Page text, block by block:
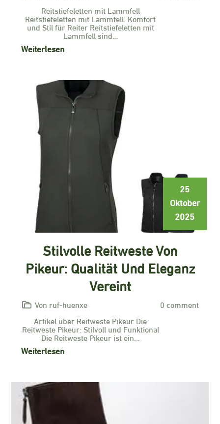
Reitstiefeletten mit Lammfell
Reitstiefeletten mit Lammfell: Komfort
und Stil für Reiter Reitstiefeletten mit
Lammfell sind…
Weiterlesen
25
Oktober
2025
Stilvolle Reitweste Von
Pikeur: Qualität Und Eleganz
Vereint
Von ruf-huenxe
0 comment
Artikel über Reitweste Pikeur Die
Reitweste Pikeur: Stilvoll und Funktional
Die Reitweste Pikeur ist ein…
Weiterlesen